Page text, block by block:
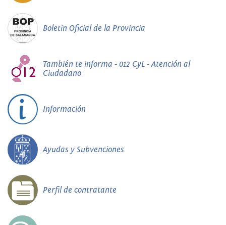
Boletín Oficial de la Provincia
También te informa - 012 CyL - Atención al
Ciudadano
Información
Ayudas y Subvenciones
Perfil de contratante